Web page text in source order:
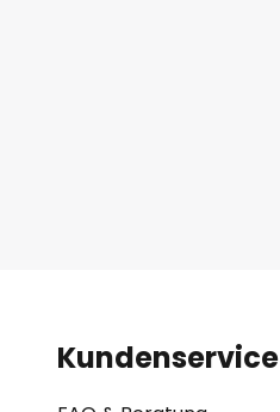
Kundenservice